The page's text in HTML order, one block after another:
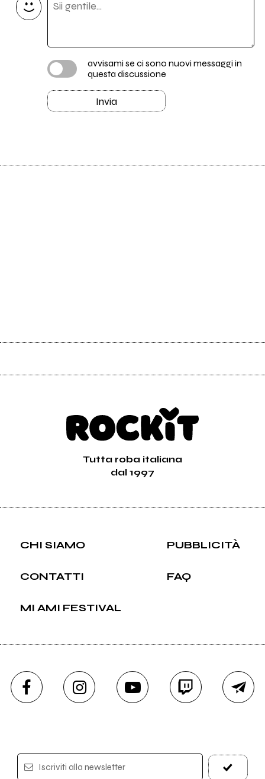
avvisami se ci sono nuovi messaggi in
questa discussione
Invia
Tutta roba italiana
dal 1997
CHI SIAMO PUBBLICITÀ
CONTATTI FAQ
MI AMI FESTIVAL
Iscriviti alla newsletter